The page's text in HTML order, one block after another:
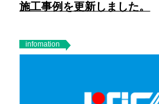
施工事例を更新しました。
infomation